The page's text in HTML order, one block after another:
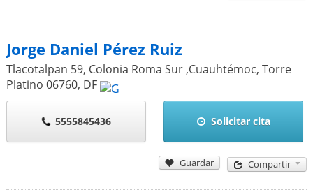
Jorge Daniel Pérez Ruiz
Tlacotalpan 59, Colonia Roma Sur ,Cuauhtémoc, Torre
Platino 06760, DF
5555845436 Solicitar cita
Guardar Compartir